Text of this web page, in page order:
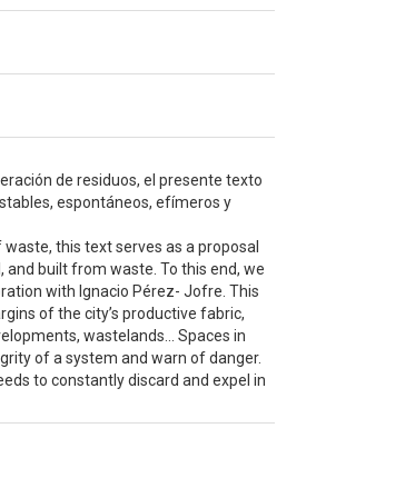
de residuos, el presente texto
espontáneos, efímeros y
this text serves as a proposal
built from waste. To this end, we
with Ignacio Pérez- Jofre. This
of the city’s productive fabric,
wastelands... Spaces in
of a system and warn of danger.
to constantly discard and expel in